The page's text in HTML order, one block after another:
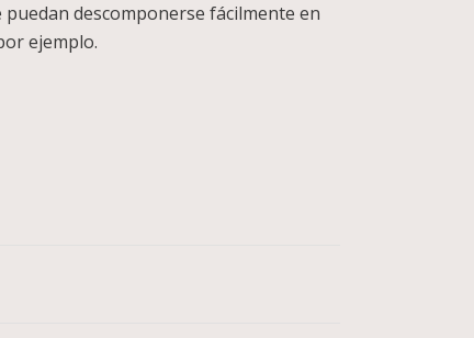
descomponerse fácilmente en
ejemplo.